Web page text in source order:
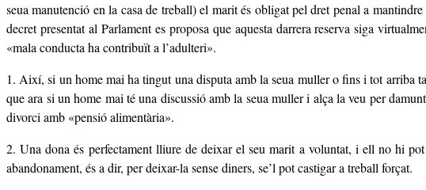
seua manutenció en la casa de treball) el marit és obligat pel dret penal a mantindre
decret presentat al Parlament es proposa que aquesta darrera reserva siga
«mala conducta ha contribuït a l’adulteri».
1. Així, si un home mai ha tingut una disputa amb la seua muller o fins i tot arriba
que ara si un home mai té una discussió amb la seua muller i alça la veu per
divorci amb «pensió alimentària».
2. Una dona és perfectament lliure de deixar el seu marit a voluntat, i ell no hi
abandonament, és a dir, per deixar-la sense diners, se’l pot castigar a treball forçat.